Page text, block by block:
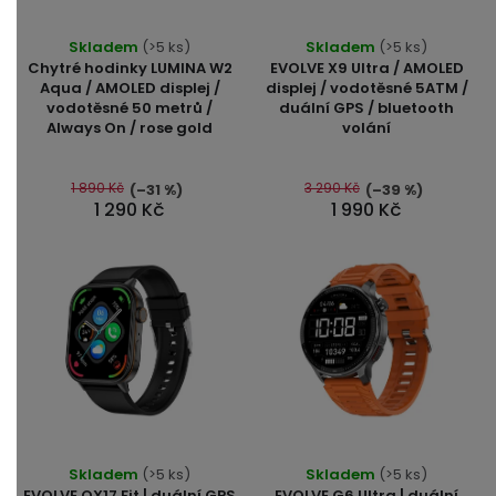
Chytré hodinky LUMINA W2
Aqua / AMOLED displej /
vodotěsné 50 metrů /
Always On / rose gold
hodnocení
produktu
je
4,7
5
hvězdiček.
Skladem (>5 ks)
1 290 Kč
1 890 Kč (–31 %)
EVOLVE X9 Ultra / AMOLED
displej / vodotěsné 5ATM /
duální GPS / bluetooth
volání
hodnocení
produktu
je
5,0
5
hvězdiček.
Skladem (>5 ks)
1 990 Kč
3 290 Kč (–39 %)
hodnocení
Skladem (>5 ks)
hodnocení
Skladem (>5 ks)